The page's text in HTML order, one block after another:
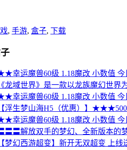
, 手游, 盒子, 下载
幸运魔兽60级 1.18魔改 小数值
《龙域世界》是一款以龙族魔幻世
幸运魔兽60级 1.18魔改 小数值
【浮生梦山海H5（优惠）】
幸运魔兽60级 1.18魔改 小数值
〓〓解放双手的梦幻、全新版本的
【梦幻西游超变】新开无双超变 上线